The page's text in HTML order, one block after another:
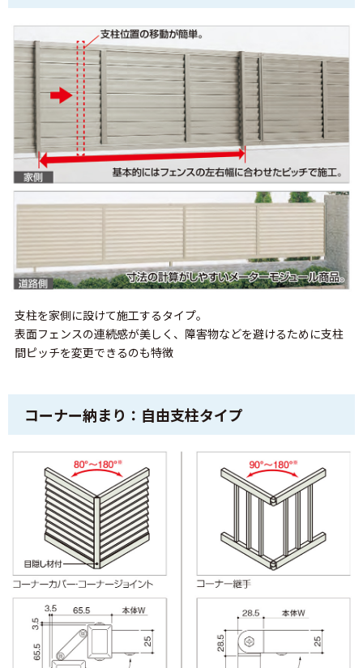
支柱を家側に設けて施工するタイプ。
表面フェンスの連続感が美しく、障害物などを避けるために支柱
間ピッチを変更できるのも特徴
コーナー納まり：自由支柱タイプ